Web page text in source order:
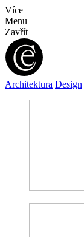
Více
Menu
Zavřít
Architektura Design